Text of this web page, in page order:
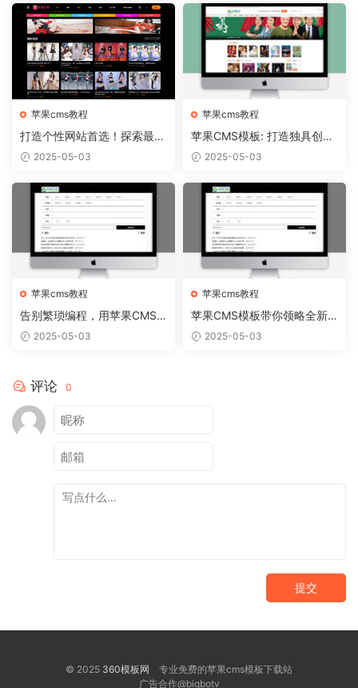
苹果cms教程
打造个性网站首选！探索最新
苹果CMS模板趋势
2025-05-03
苹果cms教程
苹果CMS模板: 打造独具创意
的个人博客！
2025-05-03
苹果cms教程
告别繁琐编程，用苹果CMS
模板轻松搭建个性网站
2025-05-03
苹果cms教程
苹果CMS模板带你领略全新
网站视觉盛宴
2025-05-03
评论 0
提交
© 2025 360模板网 专业免费的苹果cms模板下载站
广告合作@bigbotv